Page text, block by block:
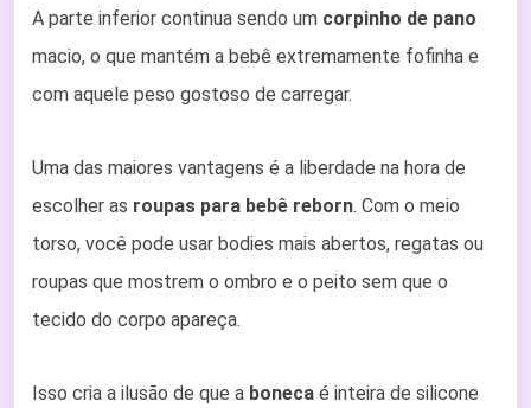
A parte inferior continua sendo um corpinho de pano
macio, o que mantém a bebê extremamente fofinha e
com aquele peso gostoso de carregar.
Uma das maiores vantagens é a liberdade na hora de
escolher as roupas para bebê reborn. Com o meio
torso, você pode usar bodies mais abertos, regatas ou
roupas que mostrem o ombro e o peito sem que o
tecido do corpo apareça.
Isso cria a ilusão de que a boneca é inteira de silicone